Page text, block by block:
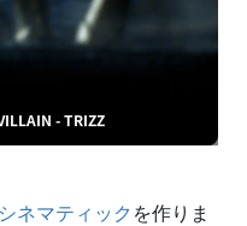
- TRIZZ
ネマティック を作りま